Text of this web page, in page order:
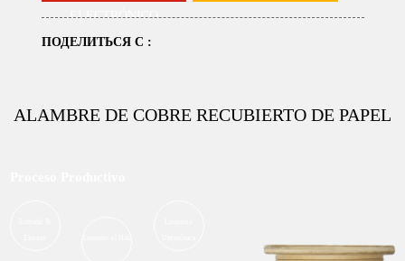
ELECTRÓNICO
ПОДЕЛИТЬСЯ С :
ALAMBRE DE COBRE RECUBIERTO DE PAPEL